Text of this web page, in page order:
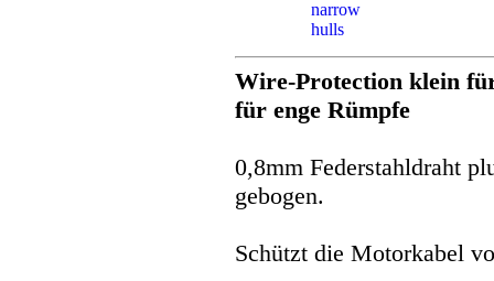
Wire-Protection klein
für enge Rümpfe
0,8mm Federstahldraht
gebogen.
Schützt die Motorkabel